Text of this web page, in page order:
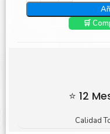
🛒
⭐ 12
Calidad